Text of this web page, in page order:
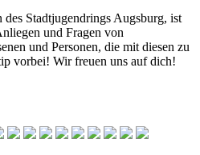
Stadtjugendrings Augsburg, ist
und Fragen von
und Personen, die mit diesen zu
vorbei! Wir freuen uns auf dich!